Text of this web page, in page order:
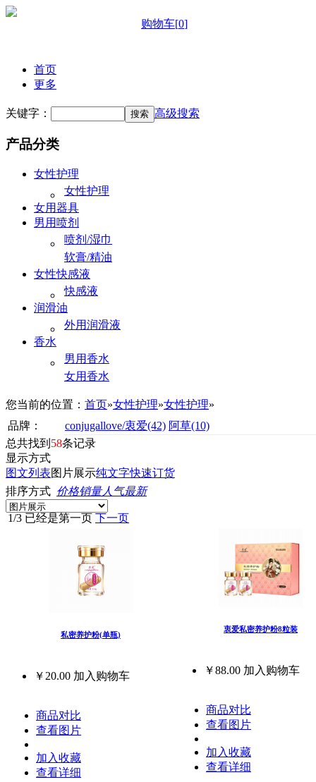
购物车[0]
首页
更多
关键字： 高级搜索
产品分类
女性护理
女性护理
女用器具
男用喷剂
喷剂/湿巾
软膏/精油
女性快感液
快感液
润滑油
外用润滑液
香水
男用香水
女用香水
您当前的位置： 首页»女性护理»女性护理»
品牌：
conjugallove/衷爱(42) 阿草(10)
总共找到 58条记录
显示方式
图文列表图片展示纯文字快速订货
排序方式 价格销量人气最新
1/3 已经是第一页 下一页
私密养护粉(单瓶)
￥20.00 加入购物车
商品对比
查看图片
加入收藏
查看详细
衷爱私密养护粉8粒装
￥88.00 加入购物车
商品对比
查看图片
加入收藏
查看详细